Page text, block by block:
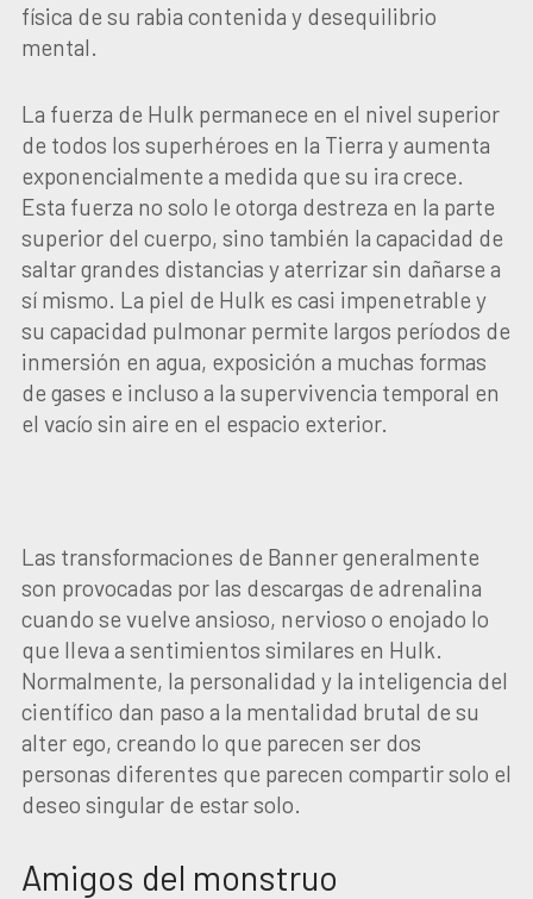
física de su rabia contenida y desequilibrio
mental.
La fuerza de Hulk permanece en el nivel superior
de todos los superhéroes en la Tierra y aumenta
exponencialmente a medida que su ira crece.
Esta fuerza no solo le otorga destreza en la parte
superior del cuerpo, sino también la capacidad de
saltar grandes distancias y aterrizar sin dañarse a
sí mismo. La piel de Hulk es casi impenetrable y
su capacidad pulmonar permite largos períodos de
inmersión en agua, exposición a muchas formas
de gases e incluso a la supervivencia temporal en
el vacío sin aire en el espacio exterior.
Las transformaciones de Banner generalmente
son provocadas por las descargas de adrenalina
cuando se vuelve ansioso, nervioso o enojado lo
que lleva a sentimientos similares en Hulk.
Normalmente, la personalidad y la inteligencia del
científico dan paso a la mentalidad brutal de su
alter ego, creando lo que parecen ser dos
personas diferentes que parecen compartir solo el
deseo singular de estar solo.
Amigos del monstruo